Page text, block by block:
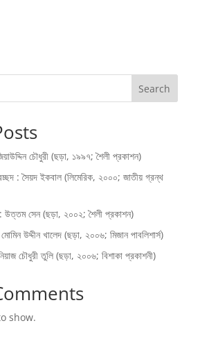
Search
চৌধুরী (ছড়া, ১৯৯৭; শৈলী প্রকাশন)
: সৈয়দ ইকবাল (লিমেরিক, ২০০০; জাতীয় গ্রন্থ
উত্তম সেন (ছড়া, ২০০২; শৈলী প্রকাশন)
উদ্দীন খালেদ (ছড়া, ২০০৬; মিজান পাবলিশার্স)
চৌধুরী তুলি (ছড়া, ২০০৬; বিশাকা প্রকাশনী)
show.